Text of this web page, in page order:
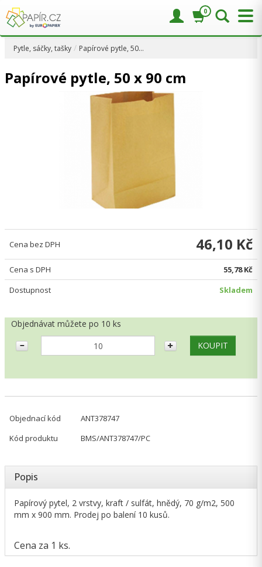
Pytle, sáčky, tašky Papírové pytle, 50…
Papírové pytle, 50 x 90 cm
Cena bez DPH 46,10 Kč
Cena s DPH
55,78 Kč
Dostupnost
Skladem
Objednávat můžete po 10 ks
Objednací kód
ANT378747
Kód produktu
BMS/ANT378747/PC
Popis
Papírový pytel, 2 vrstvy, kraft / sulfát, hnědý, 70 g/m2, 500
mm x 900 mm. Prodej po balení 10 kusů.
Cena za 1 ks.
0